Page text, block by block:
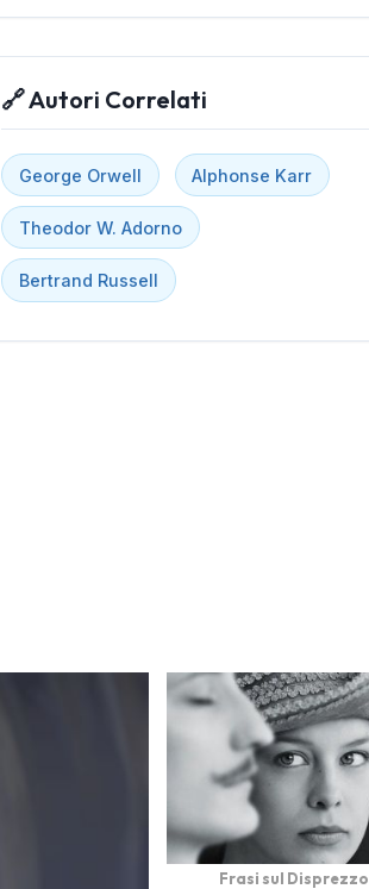
🔗 Autori Correlati
George Orwell Alphonse Karr
Theodor W. Adorno
Bertrand Russell
Frasi sul Disprezzo